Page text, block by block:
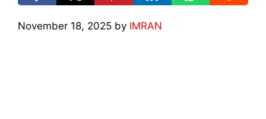
November 18, 2025 by IMRAN